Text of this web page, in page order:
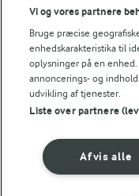
© 2026 Arla Foods
Vælg en anden cookies
Betingelser for brug
Vi og vores partnere
Bruge præcise
enhedskarakteristika til
oplysninger på en
annoncerings- og
udvikling af tjenester.
Liste over partnere
Afvis alle